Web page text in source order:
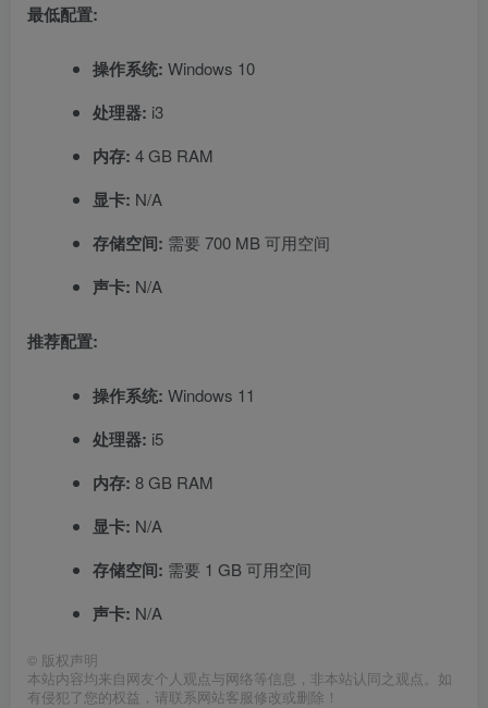
最低配置:
操作系统: Windows 10
处理器: i3
内存: 4 GB RAM
显卡: N/A
存储空间: 需要 700 MB 可用空间
声卡: N/A
推荐配置:
操作系统: Windows 11
处理器: i5
内存: 8 GB RAM
显卡: N/A
存储空间: 需要 1 GB 可用空间
声卡: N/A
© 版权声明
本站内容均来自网友个人观点与网络等信息，非本站认同之观点。如
有侵犯了您的权益，请联系网站客服修改或删除！